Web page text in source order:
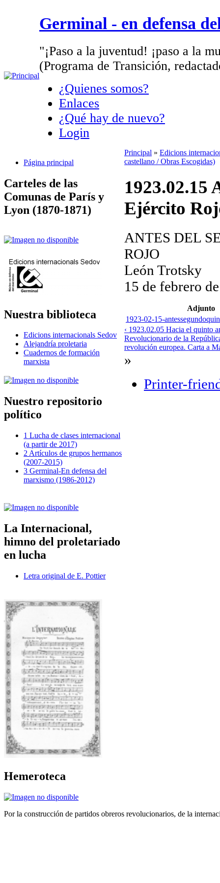
Germinal - en defensa
"¡Paso a la juventud! ¡paso a la
(Programa de Transición,
¿Quienes somos?
Enlaces
¿Qué hay de nuevo?
Login
Página principal
Carteles de las
Comunas de París y
Lyon (1870-1871)
Nuestra biblioteca
Edicions internacionals Sedov
Alejandría proletaria
Cuadernos de formación
marxista
Nuestro repositorio
político
1 Lucha de clases internacional
(a partir de 2017)
2 Artículos de grupos hermanos
(2007-2015)
3 Germinal-En defensa del
marxismo (1986-2012)
La Internacional,
himno del proletariado
en lucha
Letra original de E. Pottier
Hemeroteca
Principal » Edicions
castellano / Obras Escogidas)
1923.02.15
Ejército
ANTES DEL
ROJO
León Trotsky
15 de febrero
Adjunto
1923-02-15-
‹ 1923.02.05 Hacia el quinto
Revolucionario de la
revolución europea. Carta a
»
Printer-
Por la construcción de partidos obreros revolucionarios, de la